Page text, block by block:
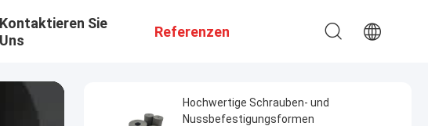
Kontaktieren Sie
Uns
Referenzen
Hochwertige Schrauben- und
Nussbefestigungsformen